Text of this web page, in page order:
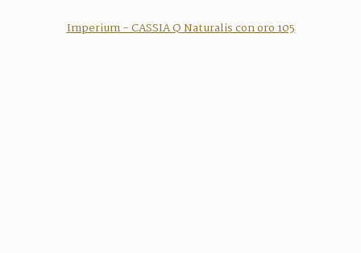
Imperium - CASSIA Q Naturalis con oro 105